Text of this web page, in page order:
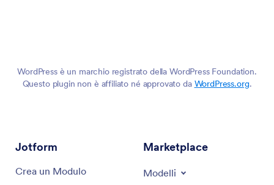
WordPress è un marchio registrato della WordPress Foundation.
Questo plugin non è affiliato né approvato da WordPress.org.
Jotform
Crea un Modulo
Marketplace
Modelli